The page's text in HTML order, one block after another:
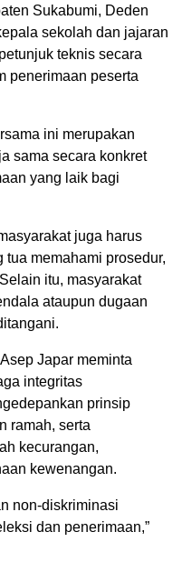
Sukabumi, Deden
sekolah dan jajaran
teknis secara
penerimaan peserta
ini merupakan
sama secara konkret
yang laik bagi
juga harus
memahami prosedur,
itu, masyarakat
ataupun dugaan
Japar meminta
integritas
prinsip
ramah, serta
kecurangan,
kewenangan.
non-diskriminasi
dan penerimaan,”